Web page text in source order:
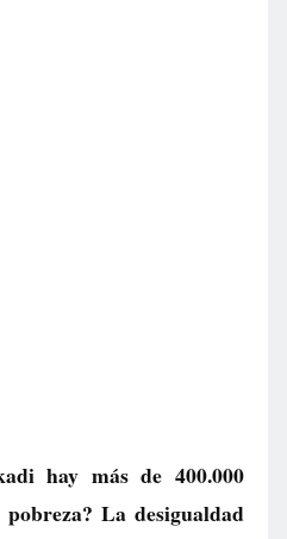
hay más de 400.000
La desigualdad